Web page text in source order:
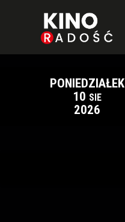
PONIEDZIAŁEK
10 SIE
2026